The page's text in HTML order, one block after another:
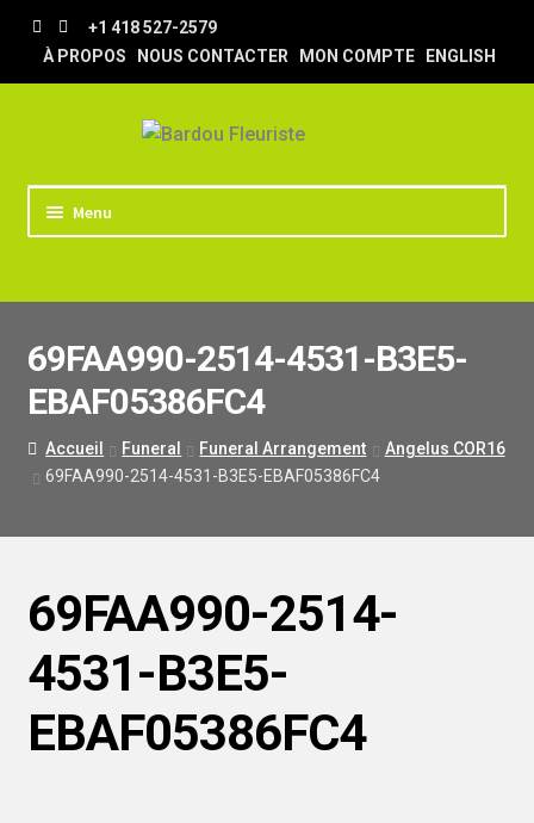
Aller
la
Aller
au
contenu
+1 418 527-2579
À PROPOS
NOUS CONTACTER MON COMPTE ENGLISH
Menu
TRUCS & ASTUCES
LIVRAISON
MARIAGE
69FAA990-2514-4531-B3E5-
EBAF05386FC4
Accueil Funeral Funeral Arrangement
Angelus COR16
69FAA990-2514-4531-B3E5-EBAF05386FC4
69FAA990-2514-
4531-B3E5-
EBAF05386FC4